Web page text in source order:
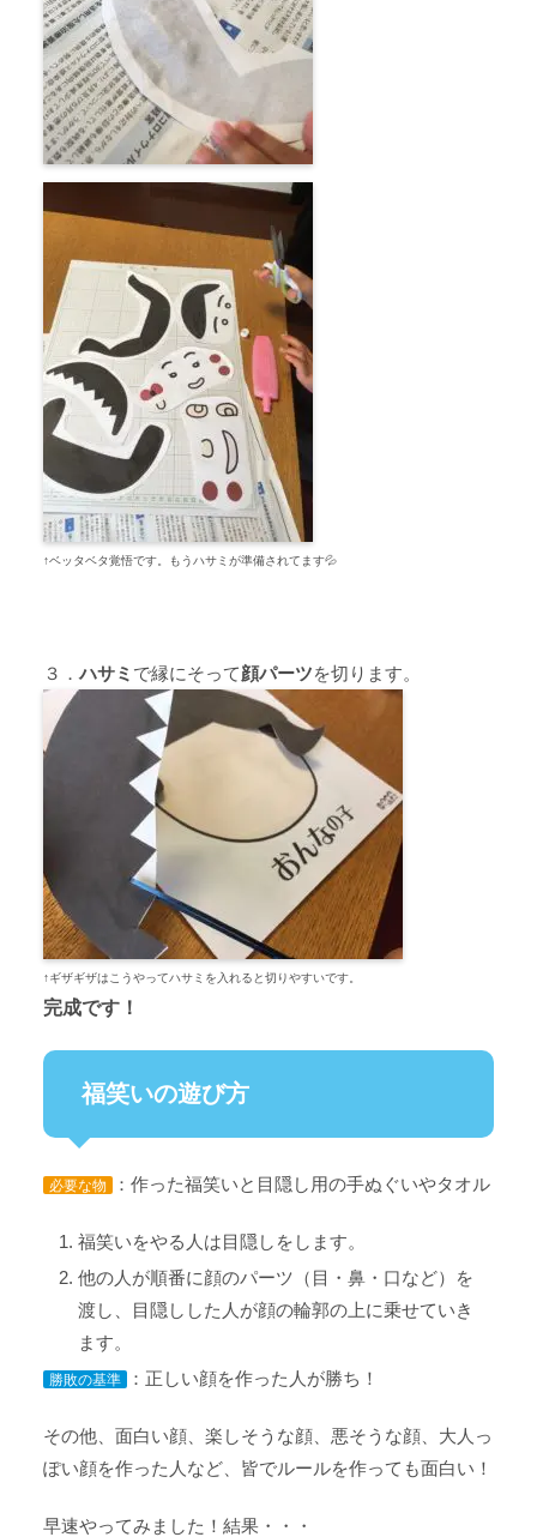
↑ベッタベタ覚悟です。もうハサミが準備されてます💦
３．ハサミ で縁にそって顔パーツを切ります。
↑ギザギザはこうやってハサミを入れると切りやすいです。
完成です！
福笑いの遊び方
必要な物 ：作った福笑いと目隠し用の手ぬぐいやタオル
福笑いをやる人は目隠しをします。
他の人が順番に顔のパーツ（目・鼻・口など）を
渡し、目隠しした人が顔の輪郭の上に乗せていき
ます。
勝敗の基準 ：正しい顔を作った人が勝ち！
その他、面白い顔、楽しそうな顔、悪そうな顔、大人っ
ぽい顔を作った人など、皆でルールを作っても面白い！
早速やってみました！結果・・・